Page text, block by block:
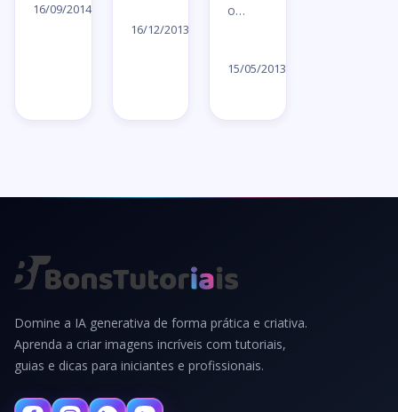
16/09/2014
16/12/2013
o…
15/05/2013
Domine a IA generativa de forma prática e criativa.
Aprenda a criar imagens incríveis com tutoriais,
guias e dicas para iniciantes e profissionais.